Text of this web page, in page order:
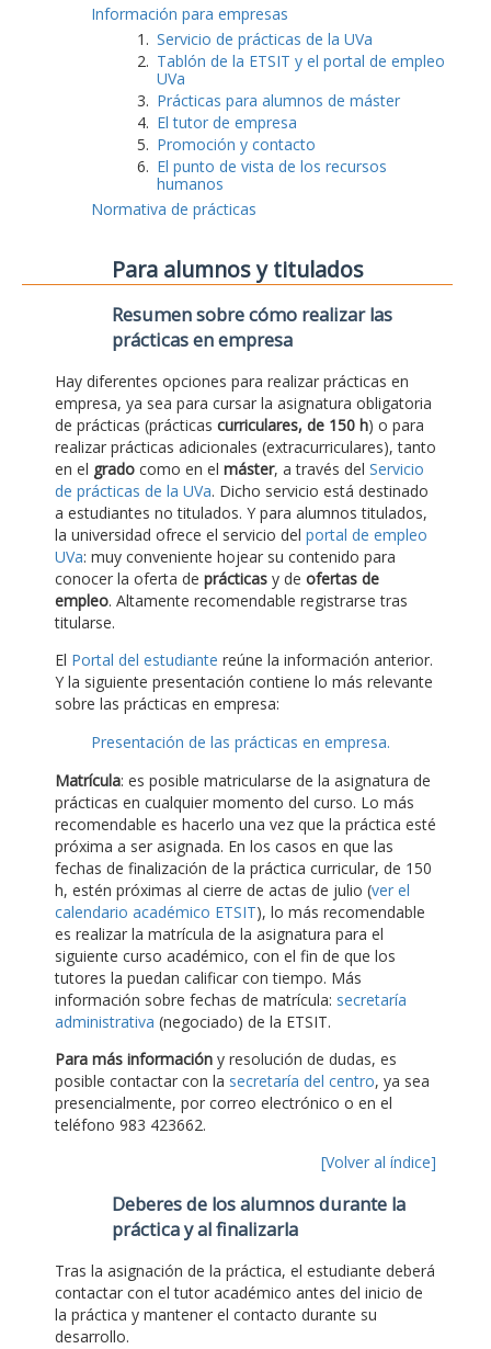
Información para empresas
Servicio de prácticas de la UVa
Tablón de la ETSIT y el portal de empleo
UVa
Prácticas para alumnos de máster
El tutor de empresa
Promoción y contacto
El punto de vista de los recursos
humanos
Normativa de prácticas
Para alumnos y titulados
Resumen sobre cómo realizar las
prácticas en empresa
Hay diferentes opciones para realizar prácticas en
empresa, ya sea para cursar la asignatura obligatoria
de prácticas (prácticas curriculares, de 150 h) o para
realizar prácticas adicionales (extracurriculares), tanto
en el grado como en el máster, a través del Servicio
de prácticas de la UVa. Dicho servicio está destinado
a estudiantes no titulados. Y para alumnos titulados,
la universidad ofrece el servicio del portal de empleo
UVa: muy conveniente hojear su contenido para
conocer la oferta de prácticas y de ofertas de
empleo. Altamente recomendable registrarse tras
titularse.
El Portal del estudiante reúne la información anterior.
Y la siguiente presentación contiene lo más relevante
sobre las prácticas en empresa:
Presentación de las prácticas en empresa.
Matrícula: es posible matricularse de la asignatura de
prácticas en cualquier momento del curso. Lo más
recomendable es hacerlo una vez que la práctica esté
próxima a ser asignada. En los casos en que las
fechas de finalización de la práctica curricular, de 150
h, estén próximas al cierre de actas de julio (ver el
calendario académico ETSIT), lo más recomendable
es realizar la matrícula de la asignatura para el
siguiente curso académico, con el fin de que los
tutores la puedan calificar con tiempo. Más
información sobre fechas de matrícula: secretaría
administrativa (negociado) de la ETSIT.
Para más información y resolución de dudas, es
posible contactar con la secretaría del centro, ya sea
presencialmente, por correo electrónico o en el
teléfono 983 423662.
[Volver al índice]
Deberes de los alumnos durante la
práctica y al finalizarla
Tras la asignación de la práctica, el estudiante deberá
contactar con el tutor académico antes del inicio de
la práctica y mantener el contacto durante su
desarrollo.